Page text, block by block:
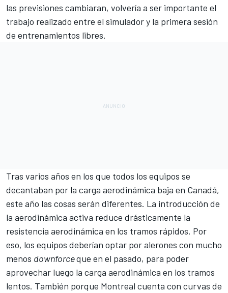
las previsiones cambiaran, volvería a ser importante el
trabajo realizado entre el simulador y la primera sesión
de entrenamientos libres.
Tras varios años en los que todos los equipos se
decantaban por la carga aerodinámica baja en Canadá,
este año las cosas serán diferentes. La introducción de
la aerodinámica activa reduce drásticamente la
resistencia aerodinámica en los tramos rápidos. Por
eso, los equipos deberían optar por alerones con mucho
menos downforceque en el pasado, para poder
aprovechar luego la carga aerodinámica en los tramos
lentos. También porque Montreal cuenta con curvas de